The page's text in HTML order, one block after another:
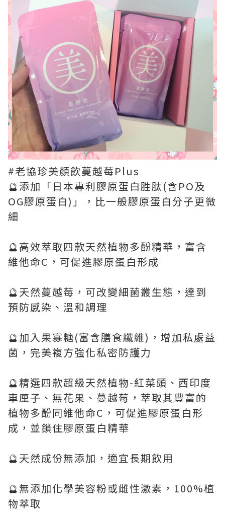
#老協珍美顏飲蔓越莓Plus
🔮添加「日本專利膠原蛋白胜肽(含PO及
OG膠原蛋白)」，比一般膠原蛋白分子更微
細
🔮高效萃取四款天然植物多酚精華，富含
維他命C，可促進膠原蛋白形成
🔮天然蔓越莓，可改變細菌叢生態，達到
預防感染、溫和調理
🔮加入果寡糖(富含膳食纖維)，增加私處益
菌，完美複方強化私密防護力
🔮精選四款超級天然植物-紅菜頭、西印度
車厘子、無花果、蔓越莓，萃取其豐富的
植物多酚同維他命C，可促進膠原蛋白形
成，並鎖住膠原蛋白精華
🔮天然成份無添加，適宜長期飲用
🔮無添加化學美容粉或雌性激素，100%植
物萃取